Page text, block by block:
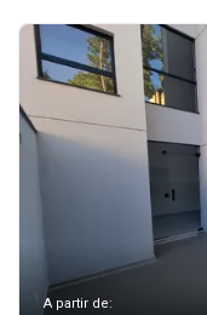
A partir de: